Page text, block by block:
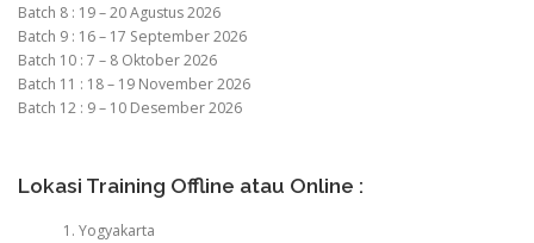
Batch 8 : 19 – 20 Agustus 2026
Batch 9 : 16 – 17 September 2026
Batch 10 : 7 – 8 Oktober 2026
Batch 11 : 18 – 19 November 2026
Batch 12 : 9 – 10 Desember 2026
Lokasi Training Offline atau Online :
Yogyakarta